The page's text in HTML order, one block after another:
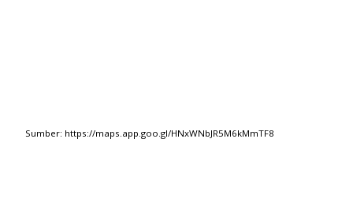
Sumber: https://maps.app.goo.gl/HNxWNbJR5M6kMmTF8